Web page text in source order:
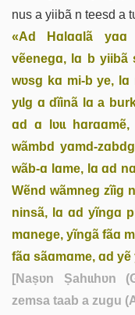
nus a yiibã n teesd a
«Ad Hɑlɑɑlã yɑɑ
vẽenegɑ, lɑ b yiibã
wʋsg kɑ mi-b ye, lɑ
yɩlg ɑ dĩinã lɑ a
ɑd ɑ lʋɩɩ
wãmbd yɑmd-
wãb-ɑ lɑme, lɑ ɑd
Wẽnd wãmneg zĩig
ninsã, lɑ ɑd yĩngɑ
mɑnege, yĩngã fãɑ
fãɑ sãɑmɑme, ɑd
[Naṣʋn Ṣahɩɩhʋn
zemsa taab a zugu